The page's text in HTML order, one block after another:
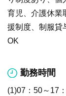
育児、介護休業
援制度、制服貸
OK
勤務時間
(1)07：50～17